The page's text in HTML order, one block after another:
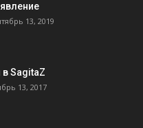
13, 2019
SagitaZ
13, 2017